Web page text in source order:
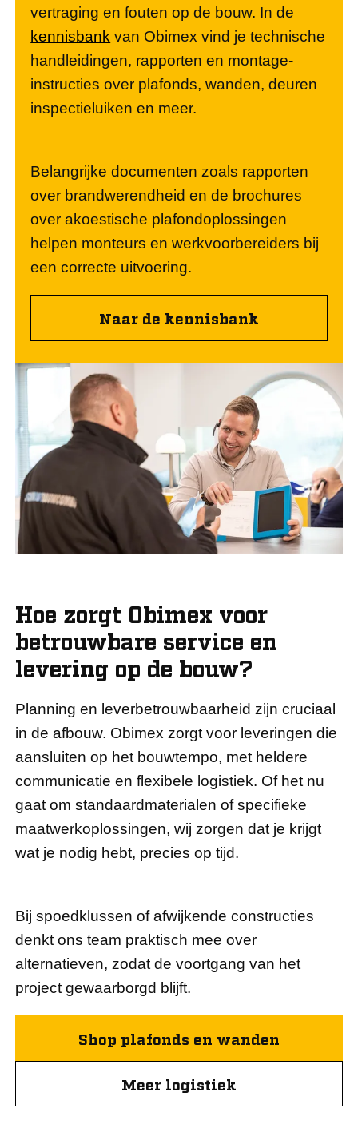
vertraging en fouten op de bouw. In de
kennisbank van Obimex vind je technische
handleidingen, rapporten en montage-
instructies over plafonds, wanden, deuren
inspectieluiken en meer.
Belangrijke documenten zoals rapporten
over brandwerendheid en de brochures
over akoestische plafondoplossingen
helpen monteurs en werkvoorbereiders bij
een correcte uitvoering.
Naar de kennisbank
Hoe zorgt Obimex voor
betrouwbare service en
levering op de bouw?
Planning en leverbetrouwbaarheid zijn cruciaal
in de afbouw. Obimex zorgt voor leveringen die
aansluiten op het bouwtempo, met heldere
communicatie en flexibele logistiek. Of het nu
gaat om standaardmaterialen of specifieke
maatwerkoplossingen, wij zorgen dat je krijgt
wat je nodig hebt, precies op tijd.
Bij spoedklussen of afwijkende constructies
denkt ons team praktisch mee over
alternatieven, zodat de voortgang van het
project gewaarborgd blijft.
Shop plafonds en wanden
Meer logistiek